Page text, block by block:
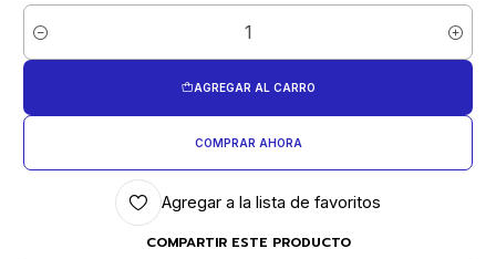
Cantidad
AGREGAR AL CARRO
COMPRAR AHORA
Agregar a la lista de favoritos
COMPARTIR ESTE PRODUCTO